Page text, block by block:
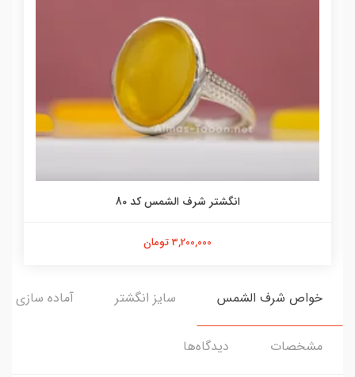
انگشتر شرف الشمس کد 80
3,200,000 تومان
خواص شرف الشمس سایز انگشتر آماده سازی و
مشخصات دیدگاه‌ها